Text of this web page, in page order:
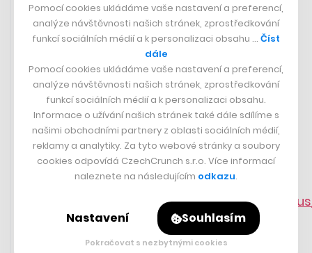
Vypadá to, že na blížících se The Game Awards, jakýchsi
„videoherních Oscarech“, to bude souboj mezi dvěma
pokračováními.
Baldur's Gate 3 Alan Wake 2
nejvíce nominací – konkrétně osm. Nic ale ještě není
rozhodnuto. O cenu pro nejlepší hru roku se bude
ucházet také superhrdinský
Marvel's Spider-Man 2,
hororový
Resident Evil 4
a dva kousky od Nintenda:
Super Mario Bros. Wonder
a
The Legend of Zelda: Tears
of the Kingdom. Vítězi i dalších kategorií budou
oznámeni na velké akci 7. prosince.
https://twitter.com/thegameawards/
Pomocí cookies ukládáme vaše nastavení a preferencí,
analýze návštěvnosti našich stránek, zprostředkování
funkcí sociálních médií a k personalizaci obsahu … Číst
dále
Pomocí cookies ukládáme vaše nastavení a preferencí,
analýze návštěvnosti našich stránek, zprostředkování
funkcí sociálních médií a k personalizaci obsahu.
Informace o užívání našich stránek také dále sdílíme s
našimi obchodními partnery z oblasti sociálních médií,
reklamy a analytiky. Za tyto webové stránky a soubory
cookies odpovídá CzechCrunch s.r.o. Více informací
naleznete na následujícím odkazu.
Nastavení Souhlasím
Pokračovat s nezbytnými cookies